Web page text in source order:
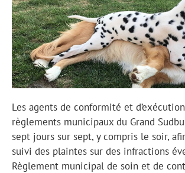
Les agents de conformité et
règlements municipaux du Grand
sept jours sur sept, y compris le soir,
suivi des plaintes sur des infractions
Règlement municipal de soin et de